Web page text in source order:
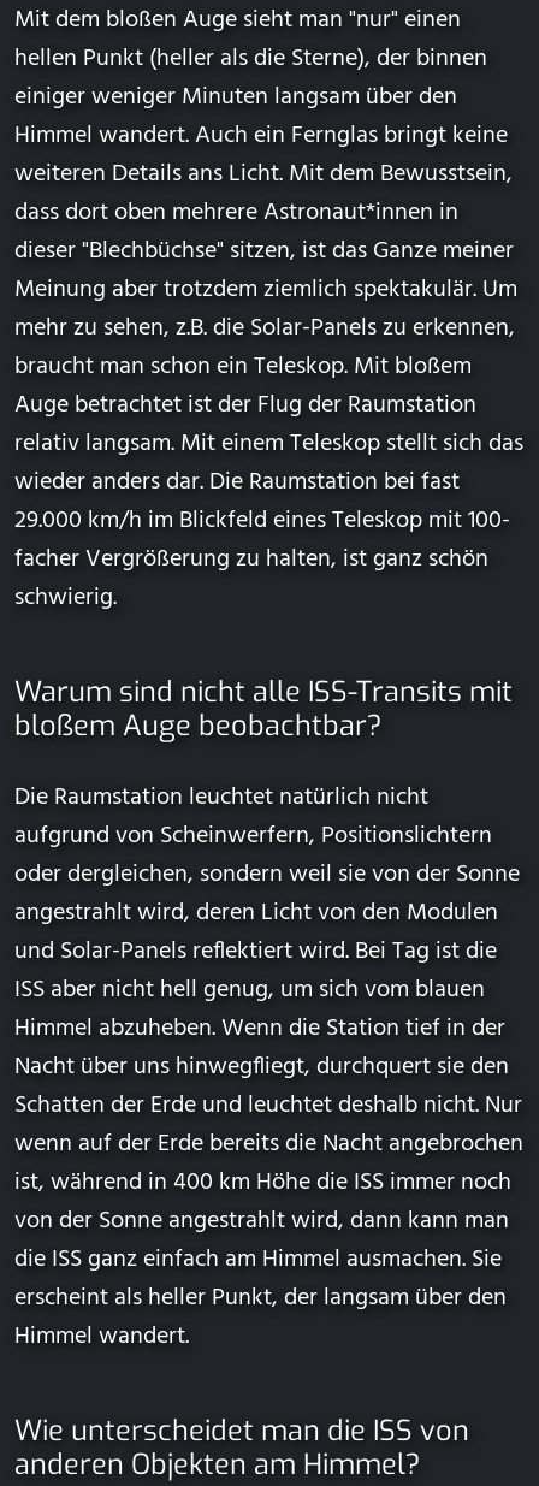
Mit dem bloßen Auge sieht man "nur" einen
hellen Punkt (heller als die Sterne), der binnen
einiger weniger Minuten langsam über den
Himmel wandert. Auch ein Fernglas bringt keine
weiteren Details ans Licht. Mit dem Bewusstsein,
dass dort oben mehrere Astronaut*innen in
dieser "Blechbüchse" sitzen, ist das Ganze meiner
Meinung aber trotzdem ziemlich spektakulär. Um
mehr zu sehen, z.B. die Solar-Panels zu erkennen,
braucht man schon ein Teleskop. Mit bloßem
Auge betrachtet ist der Flug der Raumstation
relativ langsam. Mit einem Teleskop stellt sich das
wieder anders dar. Die Raumstation bei fast
29.000 km/h im Blickfeld eines Teleskop mit 100-
facher Vergrößerung zu halten, ist ganz schön
schwierig.
Warum sind nicht alle ISS-Transits mit
bloßem Auge beobachtbar?
Die Raumstation leuchtet natürlich nicht
aufgrund von Scheinwerfern, Positionslichtern
oder dergleichen, sondern weil sie von der Sonne
angestrahlt wird, deren Licht von den Modulen
und Solar-Panels reflektiert wird. Bei Tag ist die
ISS aber nicht hell genug, um sich vom blauen
Himmel abzuheben. Wenn die Station tief in der
Nacht über uns hinwegfliegt, durchquert sie den
Schatten der Erde und leuchtet deshalb nicht. Nur
wenn auf der Erde bereits die Nacht angebrochen
ist, während in 400 km Höhe die ISS immer noch
von der Sonne angestrahlt wird, dann kann man
die ISS ganz einfach am Himmel ausmachen. Sie
erscheint als heller Punkt, der langsam über den
Himmel wandert.
Wie unterscheidet man die ISS von
anderen Objekten am Himmel?